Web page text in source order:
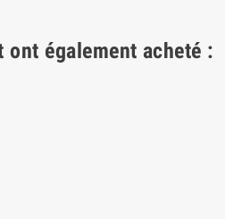
également acheté :